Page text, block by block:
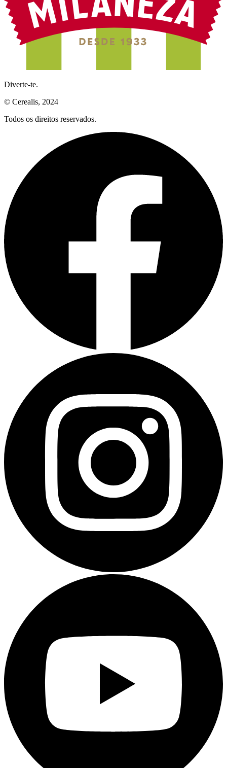
Diverte-te.
© Cerealis, 2024
Todos os direitos reservados.